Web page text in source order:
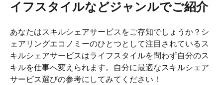
イフスタイルなどジャンルでご紹介
あなたはスキルシェアサービスをご存知でしょうか？シ
ェアリングエコノミーのひとつとして注目されているス
キルシェアサービスはライフスタイルを問わず自分のス
キルを仕事へ変えられます。自分に最適なスキルシェア
サービス選びの参考にしてみてください！